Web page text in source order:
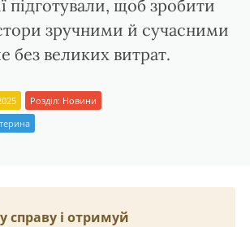
підготували, щоб зробити
зручними й сучасними
без великих витрат.
Розділ: Новини
справу і отримуй